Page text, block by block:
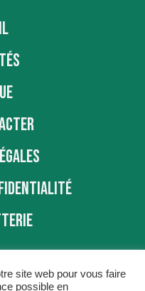
site web pour vous faire
possible en